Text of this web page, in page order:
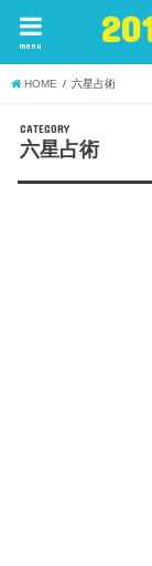
menu
HOME 六星占術
CATEGORY
六星占術